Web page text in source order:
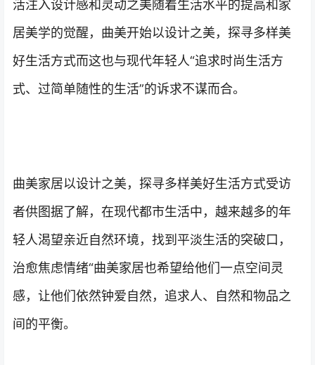
活注入设计感和灵动之美随着生活水平的提高和家
居美学的觉醒，曲美开始以设计之美，探寻多样美
好生活方式而这也与现代年轻人“追求时尚生活方
式、过简单随性的生活”的诉求不谋而合。
曲美家居以设计之美，探寻多样美好生活方式受访
者供图据了解，在现代都市生活中，越来越多的年
轻人渴望亲近自然环境，找到平淡生活的突破口，
治愈焦虑情绪“曲美家居也希望给他们一点空间灵
感，让他们依然钟爱自然，追求人、自然和物品之
间的平衡。